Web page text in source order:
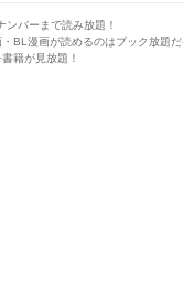
ンバーまで読み放題！
BL漫画が読めるのはブック放題だ
籍が見放題！